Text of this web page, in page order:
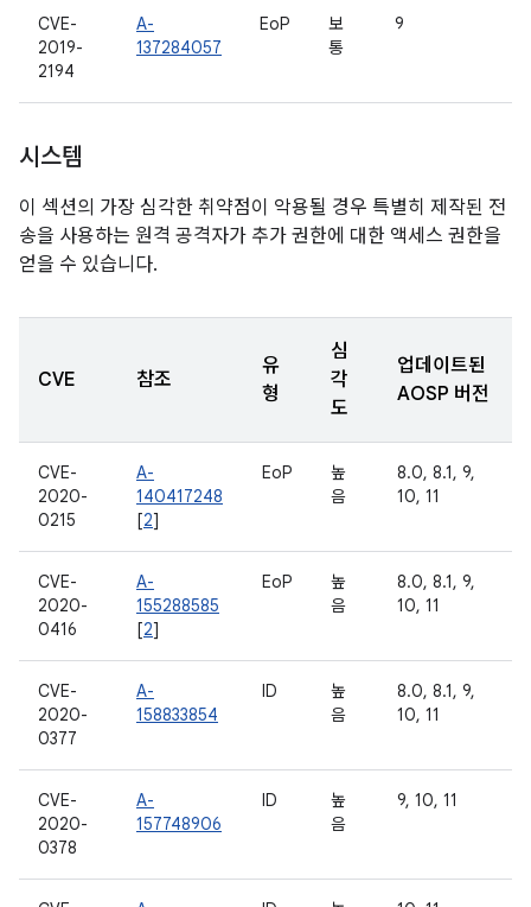
CVE-
2019-
2194
A-
137284057
EoP
보
통
9
시스템
이 섹션의 가장 심각한 취약점이 악용될 경우 특별히 제작된 전
송을 사용하는 원격 공격자가 추가 권한에 대한 액세스 권한을
얻을 수 있습니다.
CVE 참조
유
형
심
각
도
업데이트된
AOSP 버전
CVE-
2020-
0215
A-
140417248
[2]
EoP
높
음
8.0, 8.1, 9,
10, 11
CVE-
2020-
0416
A-
155288585
[2]
EoP
높
음
8.0, 8.1, 9,
10, 11
CVE-
2020-
0377
A-
158833854
ID
높
음
8.0, 8.1, 9,
10, 11
CVE-
2020-
0378
A-
157748906
ID
높
음
9, 10, 11